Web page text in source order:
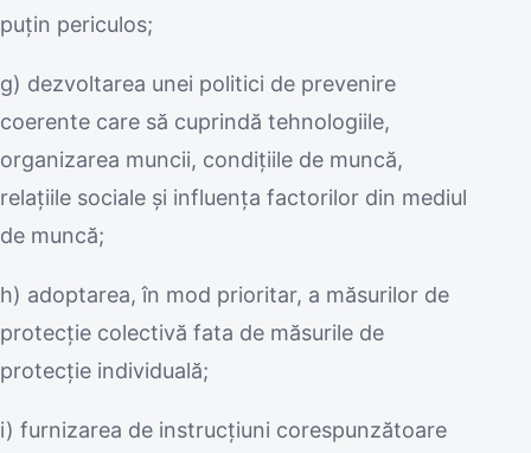
puţin periculos;
g) dezvoltarea unei politici de prevenire
coerente care să cuprindă tehnologiile,
organizarea muncii, condiţiile de muncă,
relaţiile sociale şi influenţa factorilor din mediul
de muncă;
h) adoptarea, în mod prioritar, a măsurilor de
protecţie colectivă fata de măsurile de
protecţie individuală;
i) furnizarea de instrucţiuni corespunzătoare